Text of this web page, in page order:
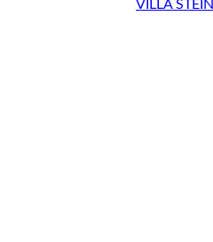
VILLA STEIN